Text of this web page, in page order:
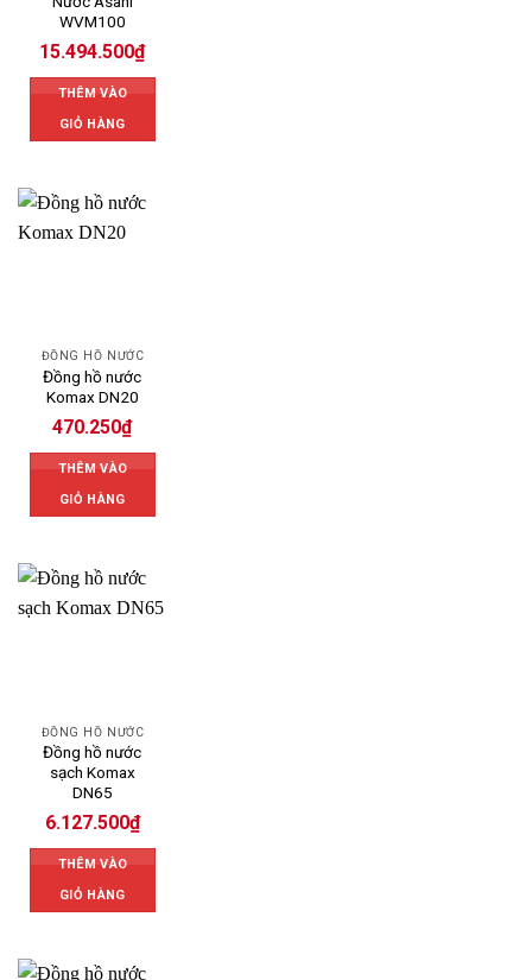
WVM100
15.494.500₫
THÊM VÀO
GIỎ HÀNG
ĐỒNG HỒ NƯỚC
Đồng hồ nước
Komax DN20
470.250₫
THÊM VÀO
GIỎ HÀNG
ĐỒNG HỒ NƯỚC
Đồng hồ nước
sạch Komax
DN65
6.127.500₫
THÊM VÀO
GIỎ HÀNG